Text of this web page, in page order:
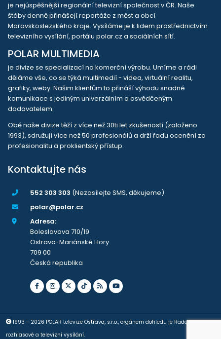
je nejúspěšnější regionální televizní společnost v ČR. Naše
štáby denně přinášejí reportáže z měst a obcí
Moravskoslezského kraje. Vysíláme je k lidem prostřednictvím
televizního vysílání, portálu polar.cz a sociálních sítí.
POLAR MULTIMEDIA
je divize se specializací na komerční výrobu. Umíme a rádi
děláme vše, co se týká multimedií - videa, virtuální realitu,
grafiky, weby. Našim klientům to přináší výhodu snadné
komunikace s jediným univerzálním a osvědčeným
dodavatelem.
Obě naše divize těží z více než 30ti let zkušeností (založeno
1993), sdružují více než 50 profesionálů a drží řadu ocenění za
profesionalitu a proklientský přístup.
Kontaktujte nás
552 303 303 (Nezasílejte SMS, děkujeme)
polar@polar.cz
Adresa:
Boleslavova 710/19
Ostrava-Mariánské Hory
709 00
Česká republika
1993 - 2026 POLAR televize Ostrava, s.r.o., orgánem dohledu je Rada pro
rozhlasové a televizní vysílání.